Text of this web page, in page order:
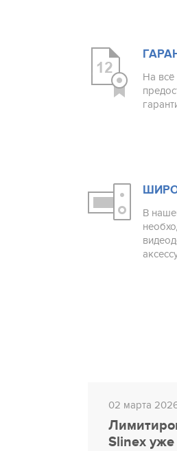
На
В
02 марта
Slinex